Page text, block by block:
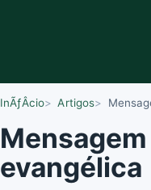
InÃƒÂ­cio Artigos
evangélica